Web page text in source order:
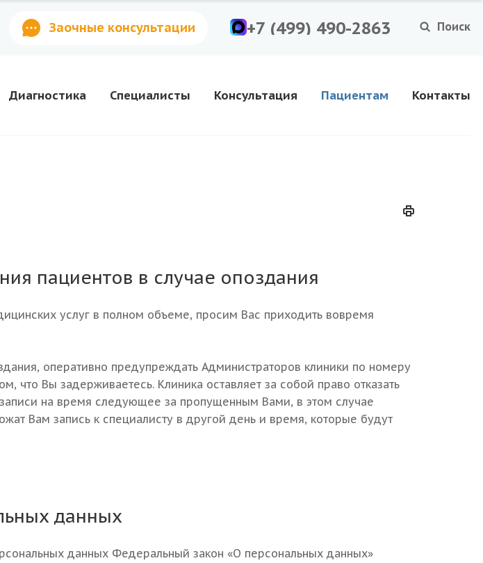
Поиск
+7 (499) 490-2863
Заочные консультации
Диагностика Специалисты Консультация Пациентам Контакты
пациентов в случае опоздания
услуг в полном объеме, просим Вас приходить вовремя
оперативно предупреждать Администраторов клиники по номеру
что Вы задерживаетесь. Клиника оставляет за собой право отказать
на время следующее за пропущенным Вами, в этом случае
Вам запись к специалисту в другой день и время, которые будут
данных
данных Федеральный закон «О персональных данных»